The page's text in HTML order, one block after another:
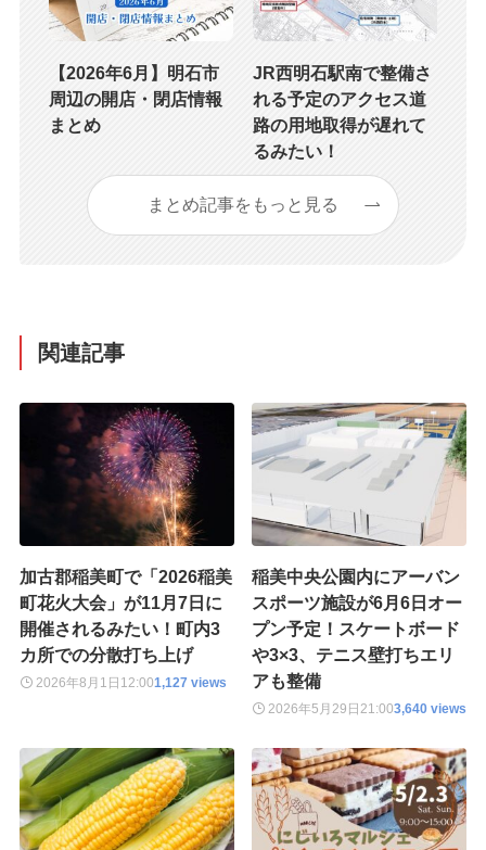
【2026年6月】明石市
周辺の開店・閉店情報
まとめ
JR西明石駅南で整備さ
れる予定のアクセス道
路の用地取得が遅れて
るみたい！
まとめ記事をもっと見る
関連記事
加古郡稲美町で「2026稲美
町花火大会」が11月7日に
開催されるみたい！町内3
カ所での分散打ち上げ
2026年8月1日 12:001,127 views
稲美中央公園内にアーバン
スポーツ施設が6月6日オー
プン予定！スケートボード
や3×3、テニス壁打ちエリ
アも整備
2026年5月29日 21:003,640 views